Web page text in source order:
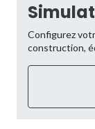
Configurez
construction,